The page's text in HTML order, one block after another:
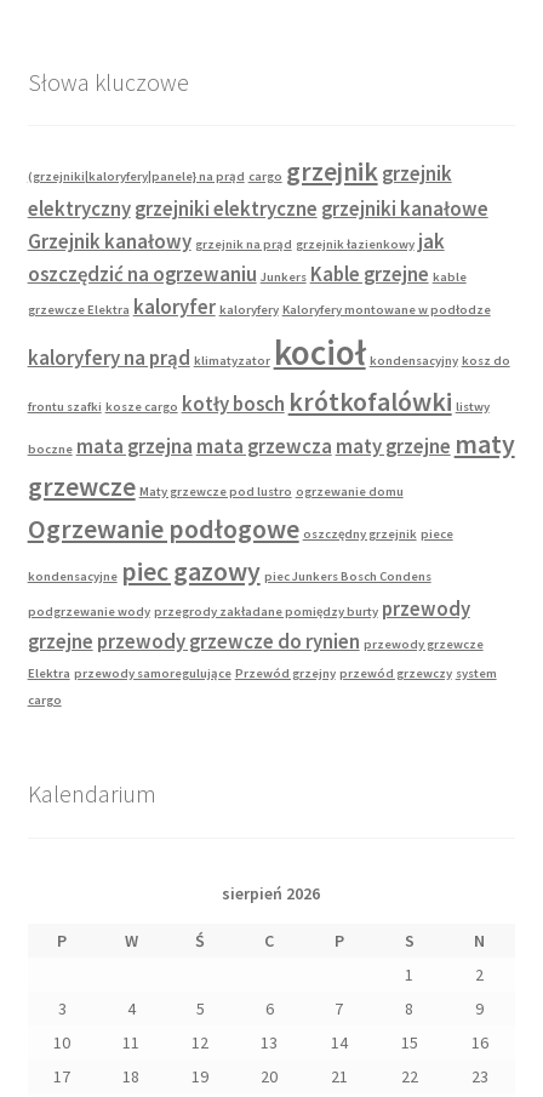
Słowa kluczowe
(grzejniki|kaloryfery|panele} na prąd cargo grzejnik grzejnik
elektryczny grzejniki elektryczne grzejniki kanałowe
Grzejnik kanałowy grzejnik na prąd grzejnik łazienkowy jak
oszczędzić na ogrzewaniu Junkers Kable grzejne kable
grzewcze Elektra kaloryfer kaloryfery Kaloryfery montowane w podłodze
kaloryfery na prąd klimatyzator kocioł kondensacyjny kosz do
frontu szafki kosze cargo kotły bosch krótkofalówki listwy
boczne mata grzejna mata grzewcza maty grzejne maty
grzewcze Maty grzewcze pod lustro ogrzewanie domu
Ogrzewanie podłogowe oszczędny grzejnik piece
kondensacyjne piec gazowy piec Junkers Bosch Condens
podgrzewanie wody przegrody zakładane pomiędzy burty przewody
grzejne przewody grzewcze do rynien przewody grzewcze
Elektra przewody samoregulujące Przewód grzejny przewód grzewczy system
cargo
Kalendarium
sierpień 2026
P W Ś C P S
N
1
2
3
4 5 6 7 8
9
10
11 12 13 14 15
16
17
18 19 20 21 22
23